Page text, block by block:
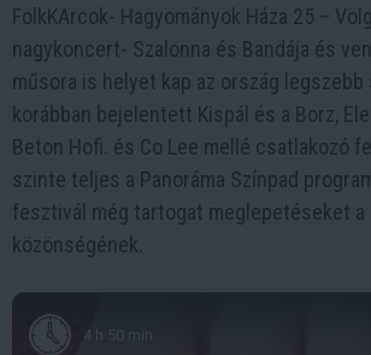
FolkKArcok- Hagyományok Háza 25 –
nagykoncert- Szalonna és Bandája és
műsora is helyet kap az ország legszebb
korábban bejelentett Kispál és a Borz,
Beton Hofi. és Co Lee mellé csatlakozó
szinte teljes a Panoráma Színpad
fesztivál még tartogat meglepetéseket a
közönségének.
4 h 50 min